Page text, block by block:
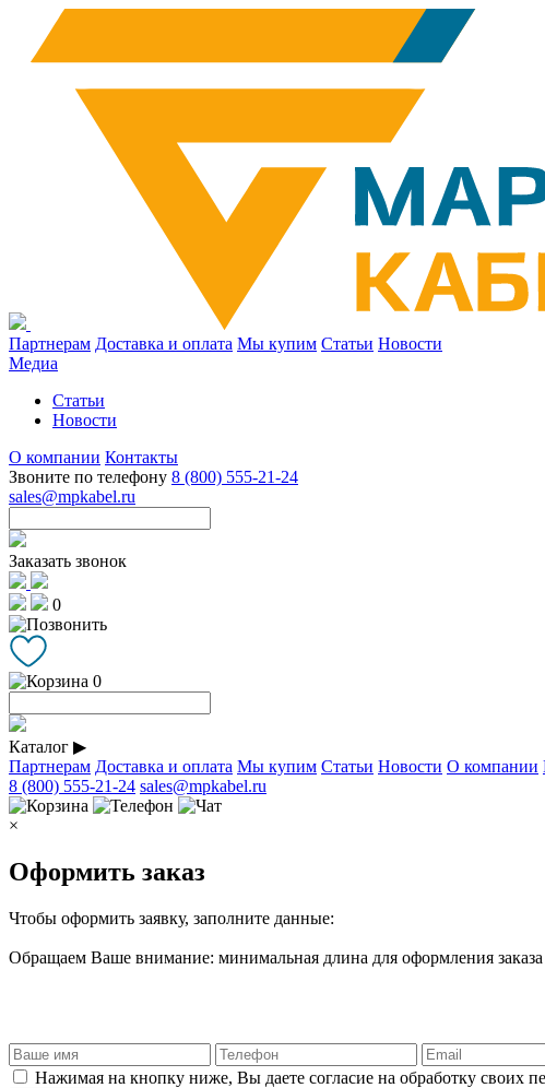
Партнерам Доставка и оплата Мы купим Статьи Новости
Медиа
Статьи
Новости
О компании Контакты
Звоните по телефону 8 (800) 555-21-24
sales@mpkabel.ru
Заказать звонок
0
0
Каталог ▶
Партнерам Доставка и оплата Мы купим Статьи Новости О компании
8 (800) 555-21-24 sales@mpkabel.ru
×
Оформить заказ
Чтобы оформить заявку, заполните данные:
Обращаем Ваше внимание: минимальная длина для оформления заказа
Нажимая на кнопку ниже, Вы даете согласие на обработку своих